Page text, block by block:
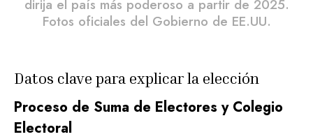
dirija el país más poderoso a partir de 2025.
Fotos oficiales del Gobierno de EE.UU.
Datos clave para explicar la elección
Proceso de Suma de Electores y Colegio
Electoral